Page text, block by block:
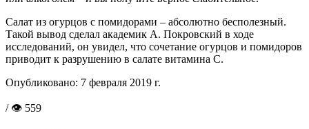
Салат из огурцов с помидорами – абсолютно бесполезный.
Такой вывод сделал академик А. Покровский в ходе
исследований, он увидел, что сочетание огурцов и помидоров
приводит к разрушению в салате витамина С.
Опубликовано: 7 февраля 2019 г.
/ 👁 559